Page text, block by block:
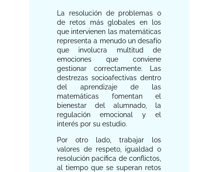
La resolución de problemas o
de retos más globales en los
que intervienen las matemáticas
representa a menudo un desafío
que involucra multitud de
emociones que conviene
gestionar correctamente. Las
destrezas socioafectivas dentro
del aprendizaje de las
matemáticas fomentan el
bienestar del alumnado, la
regulación emocional y el
interés por su estudio.
Por otro lado, trabajar los
valores de respeto, igualdad o
resolución pacífica de conflictos,
al tiempo que se superan retos